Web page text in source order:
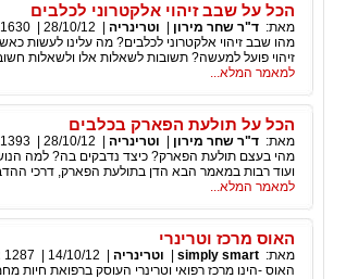
הכל על שבב זיהוי אלקטרוני לכלבים
מאת: ד"ר שחר מירון וטרינריה 28/10/12
1630
מהו שבב זיהוי אלקטרוני לכלבים? מה עלינו לעשות
זיהוי פועל למעשה? תשובות לשאלות אלו ולשאלות
למאמר המלא...
הכל על תולעת הפארק בכלבים
מאת: ד"ר שחר מירון וטרינריה 28/10/12
1393
מהי בעצם תולעת הפארק? כיצד נדבקים בה? למה
ועוד רבות במאמר הבא הדן בתולעת הפארק, דרכי
למאמר המלא...
האוס מרכז וטרינרי
מאת: simply smart וטרינריה 14/10/12
1287
האוס -הינו מרכז רפואי וטרינרי העוסק ברפואת חיות